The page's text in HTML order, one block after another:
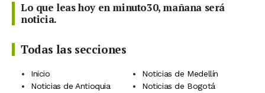
Lo que leas hoy en minuto30, mañana será
noticia.
Todas las secciones
Inicio
Noticias de Medellín
Noticias de Antioquia
Noticias de Bogotá